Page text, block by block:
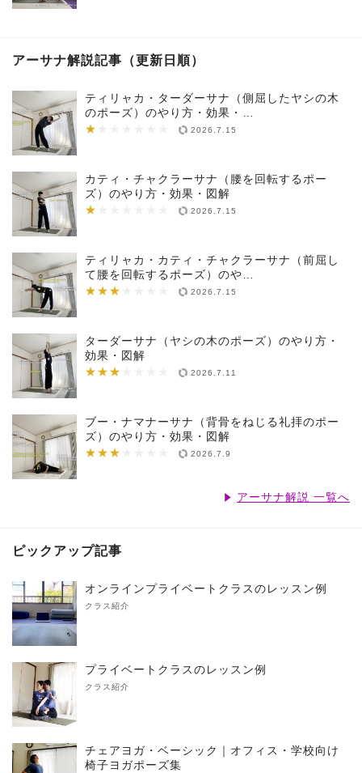
アーサナ解説記事（更新日順）
ティリャカ・ターダーサナ（側屈したヤシの木
のポーズ）のやり方・効果・…
★
★★★★★★★ 2026.7.15
カティ・チャクラーサナ（腰を回転するポー
ズ）のやり方・効果・図解
★
★★★★★★★ 2026.7.15
ティリャカ・カティ・チャクラーサナ（前屈し
て腰を回転するポーズ）のや…
★★★
★★★★★★★ 2026.7.15
ターダーサナ（ヤシの木のポーズ）のやり方・
効果・図解
★★★
★★★★★★★ 2026.7.11
ブー・ナマナーサナ（背骨をねじる礼拝のポー
ズ）のやり方・効果・図解
★★★
★★★★★★★ 2026.7.9
アーサナ解説 一覧へ
ピックアップ記事
オンラインプライベートクラスのレッスン例
クラス紹介
プライベートクラスのレッスン例
クラス紹介
チェアヨガ・ベーシック｜オフィス・学校向け
椅子ヨガポーズ集